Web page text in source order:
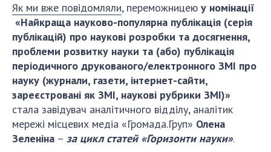
надбання
Центри колективного користування
науковими приладами НАН України
Оцінювання ефективності діяльності
наукових установ
Конкурси наукових досліджень НАН України
Відкрита наука в НАН України
Підготовка наукових кадрів
Робота з молоддю
Як ми вже повідомляли, переможницею у номінації
«Найкраща науково-популярна публікація (серія
публікацій) про наукові розробки та досягнення,
проблеми розвитку науки та (або) публікація
періодичного друкованого/електронного ЗМІ про
науку (журнали, газети, інтернет-сайти,
зареєстровані як ЗМІ, наукові рубрики ЗМІ)»
стала завідувач аналітичного відділу, аналітик
мережі місцевих медіа «Громада.Груп» Олена
Зеленіна – за цикл статей «Горизонти науки».